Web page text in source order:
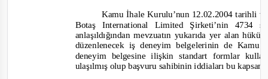
Kamu İhale Kurulu’nun 12.02.2004 tarihli
Botaş International Limited Şirketi’nin 4734
anlaşıldığından mevzuatın yukarıda yer alan
düzenlenecek iş deneyim belgelerinin de
deneyim belgesine ilişkin standart formlar
ulaşılmış olup başvuru sahibinin iddiaları bu